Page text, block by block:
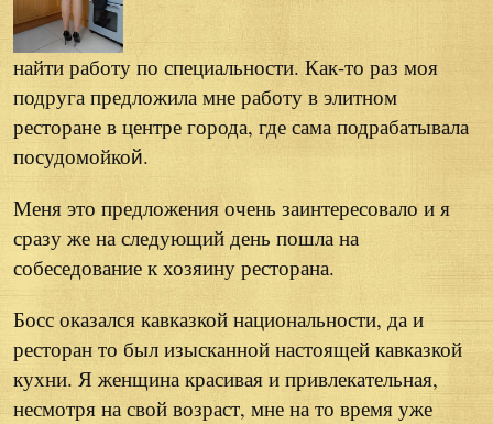
найти работу по специальности. Как-то раз моя
подруга предложила мне работу в элитном
ресторане в центре города, где сама подрабатывала
посудомойкой.
Меня это предложения очень заинтересовало и я
сразу же на следующий день пошла на
собеседование к хозяину ресторана.
Босс оказался кавказкой национальности, да и
ресторан то был изысканной настоящей кавказкой
кухни. Я женщина красивая и привлекательная,
несмотря на свой возраст, мне на то время уже